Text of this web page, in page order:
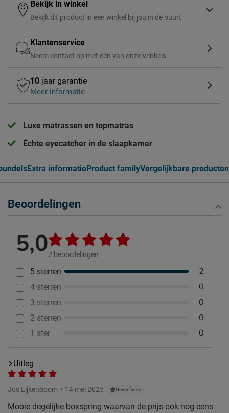
Bekijk in winkel
Bekijk dit product in een winkel bij jou in de buurt
Klantenservice
Neem contact op met één van onze winkels
10 jaar garantie
Meer informatie
Luxe matrassen en topmatras
Échte eyecatcher in de slaapkamer
Extra informatieProduct familyVergelijkbare producten
Beoordelingen
5,02 beoordelingen
5 sterren 2
4 sterren 0
3 sterren 0
2 sterren 0
1 ster 0
Uitleg
Jos Eijkenboom 14 mei 2025 Geverifieerd
Mooie degelijke boxspring waarvan de prijs ook nog eens